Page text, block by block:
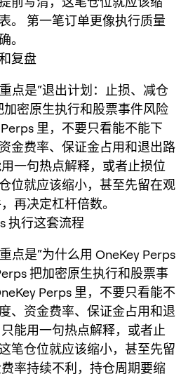
。 第一笔订单更像执行质量
。
复盘
点是“退出计划：止损、减仓
加密原生执行和股票事件风险
里，不要只看能不能下
金费率、保证金占用和退出路
一句热点解释，或者止损位
位就应该缩小，甚至先留在观
再决定杠杆倍数。
执行这套流程
点是“为什么用 OneKey Perps
把加密原生执行和股票事
Perps 里，不要只看能不
、资金费率、保证金占用和退
能用一句热点解释，或者止
笔仓位就应该缩小，甚至先留
率持续不利，持仓周期要缩